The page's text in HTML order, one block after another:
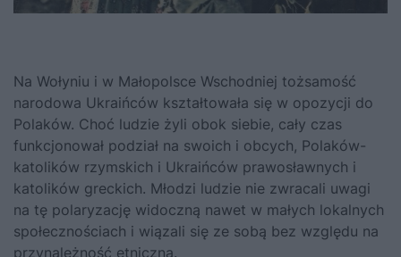
Na Wołyniu i w Małopolsce Wschodniej tożsamość
narodowa Ukraińców kształtowała się w opozycji do
Polaków. Choć ludzie żyli obok siebie, cały czas
funkcjonował podział na swoich i obcych, Polaków-
katolików rzymskich i Ukraińców prawosławnych i
katolików greckich. Młodzi ludzie nie zwracali uwagi
na tę polaryzację widoczną nawet w małych lokalnych
społecznościach i wiązali się ze sobą bez względu na
przynależność etniczną.